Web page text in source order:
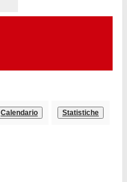
Calendario Statistiche